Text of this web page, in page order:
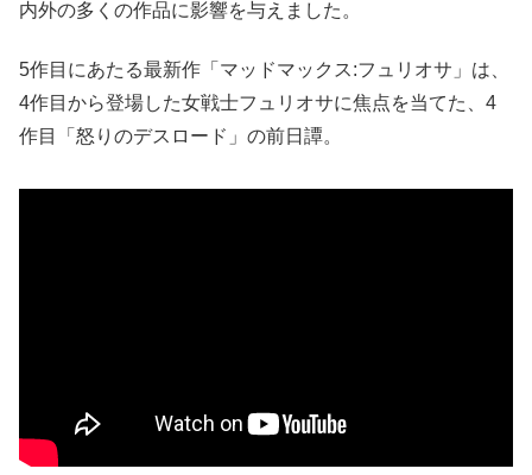
内外の多くの作品に影響を与えました。
5作目にあたる最新作「マッドマックス:フュリオサ」は、
4作目から登場した女戦士フュリオサに焦点を当てた、4
作目「怒りのデスロード」の前日譚。